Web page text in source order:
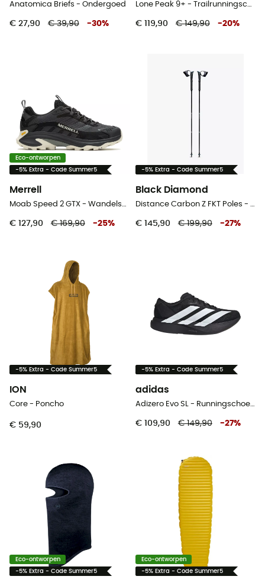
Anatomica Briefs - Ondergoed
€ 27,90 € 39,90 -30%
Lone Peak 9+ - Trailrunningschoenen - Dames
€ 119,90 € 149,90 -20%
Eco-ontworpen
-5% Extra - Code Summer5
Merrell
Moab Speed 2 GTX - Wandelschoenen - Heren
€ 127,90 € 169,90 -25%
-5% Extra - Code Summer5
Black Diamond
Distance Carbon Z FKT Poles - Trailrunningstokken
€ 145,90 € 199,90 -27%
-5% Extra - Code Summer5
ION
Core - Poncho
€ 59,90
-5% Extra - Code Summer5
adidas
Adizero Evo SL - Runningschoenen - Heren
€ 109,90 € 149,90 -27%
Eco-ontworpen
-5% Extra - Code Summer5
Eco-ontworpen
-5% Extra - Code Summer5